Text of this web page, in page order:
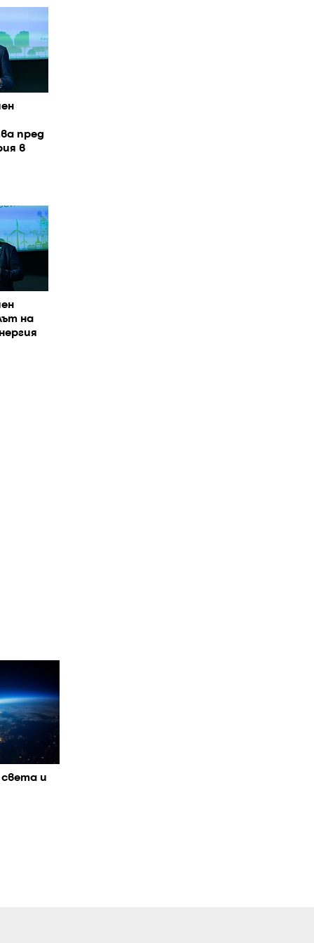
пред
в
на
и